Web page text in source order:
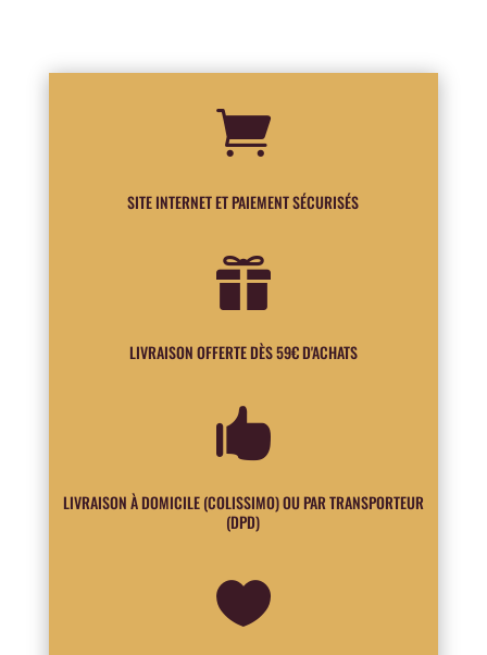

SITE INTERNET ET PAIEMENT SÉCURISÉS

LIVRAISON OFFERTE DÈS 59€ D'ACHATS

LIVRAISON À DOMICILE (COLISSIMO) OU PAR TRANSPORTEUR
(DPD)
